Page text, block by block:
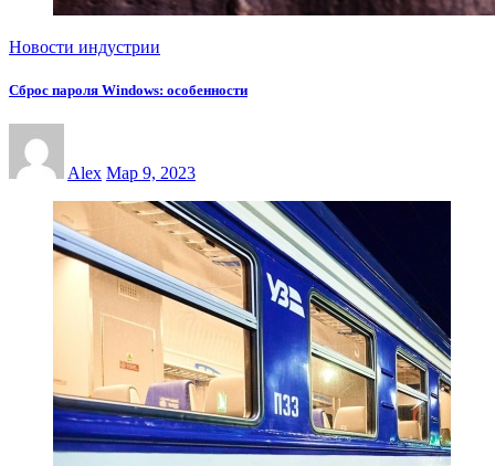
Новости индустрии
Сброс пароля Windows: особенности
Alex Мар 9, 2023